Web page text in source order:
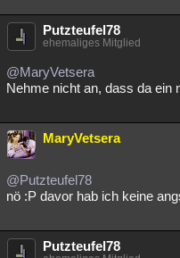
Putzteufel78
ehemaliges Mitglied
@MaryVetsera
Nehme nicht an, dass da ein
MaryVetsera
@Putzteufel78
nö :P davor hab ich keine
Putzteufel78